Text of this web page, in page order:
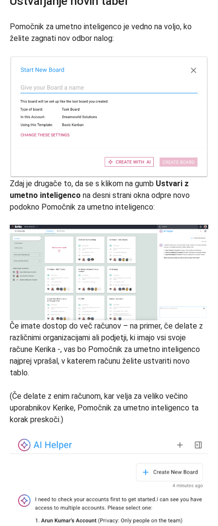
Pomočnik za umetno inteligenco je vedno na voljo, ko
želite zagnati nov odbor nalog:
Zdaj je drugače to, da se s klikom na gumb Ustvari z
umetno inteligenco na desni strani okna odpre novo
podokno Pomočnik za umetno inteligenco:
Če imate dostop do več računov – na primer, če delate z
različnimi organizacijami ali podjetji, ki imajo vsi svoje
račune Kerika -, vas bo Pomočnik za umetno inteligenco
najprej vprašal, v katerem računu želite ustvariti novo
tablo.
(Če delate z enim računom, kar velja za veliko večino
uporabnikov Kerike, Pomočnik za umetno inteligenco ta
korak preskoči.)